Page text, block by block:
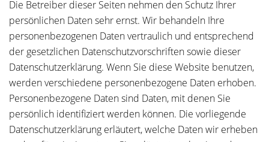
Die Betreiber dieser Seiten nehmen den Schutz Ihrer
persönlichen Daten sehr ernst. Wir behandeln Ihre
personenbezogenen Daten vertraulich und entsprechend
der gesetzlichen Datenschutzvorschriften sowie dieser
Datenschutzerklärung. Wenn Sie diese Website benutzen,
werden verschiedene personenbezogene Daten erhoben.
Personenbezogene Daten sind Daten, mit denen Sie
persönlich identifiziert werden können. Die vorliegende
Datenschutzerklärung erläutert, welche Daten wir erheben